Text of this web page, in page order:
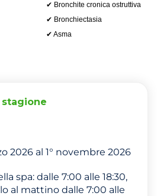
✔ Bronchite cronica ostruttiva
✔ Bronchiectasia
✔ Asma
2026 al 1° novembre 2026
spa: dalle 7:00 alle 18:30,
al mattino dalle 7:00 alle